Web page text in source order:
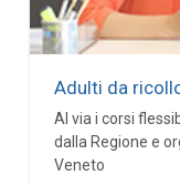
Adulti da
Al via i corsi
dalla Regione e
Veneto